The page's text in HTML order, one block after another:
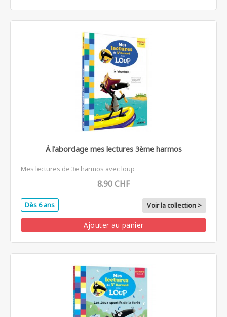
À l'abordage mes lectures 3ème harmos
Mes lectures de 3e harmos avec loup
8.90 CHF
Dès 6 ans Voir la collection >
Ajouter au panier